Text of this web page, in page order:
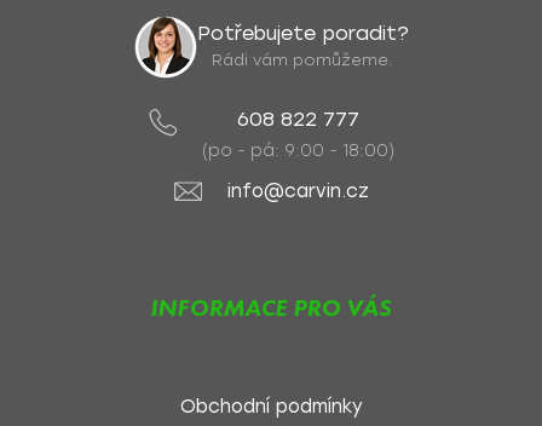
Potřebujete poradit?
Rádi vám pomůžeme.
608 822 777
(po - pá: 9:00 - 18:00)
info@carvin.cz
INFORMACE PRO VÁS
Obchodní podmínky